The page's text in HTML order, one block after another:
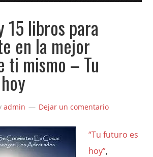
15 libros para
en la mejor
ti mismo – Tu
admin Dejar un comentario
“Tu futuro es
hoy”,